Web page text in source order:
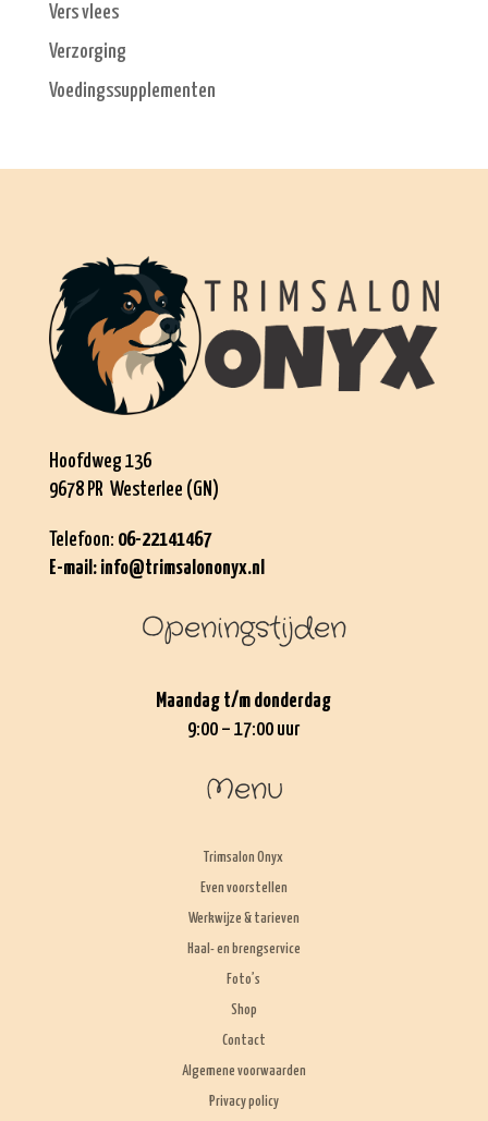
Vers vlees
Verzorging
Voedingssupplementen
Hoofdweg 136
9678 PR Westerlee (GN)
Telefoon: 06-22141467
E-mail: info@trimsalononyx.nl
Openingstijden
Maandag t/m donderdag
9:00 – 17:00 uur
Menu
Trimsalon Onyx
Even voorstellen
Werkwijze & tarieven
Haal- en brengservice
Foto’s
Shop
Contact
Algemene voorwaarden
Privacy policy